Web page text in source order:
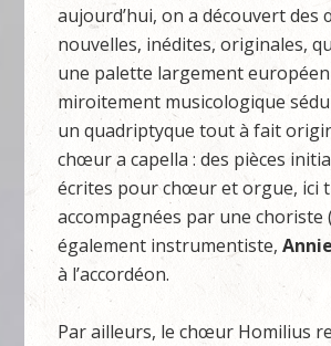
aujourd’hui, on a découvert des
nouvelles, inédites, originales,
une palette largement
miroitement musicologique
un quadriptyque tout à fait
chœur a capella : des pièces
écrites pour chœur et orgue, ici
accompagnées par une choriste
également instrumentiste,
à l’accordéon.
Par ailleurs, le chœur Homilius